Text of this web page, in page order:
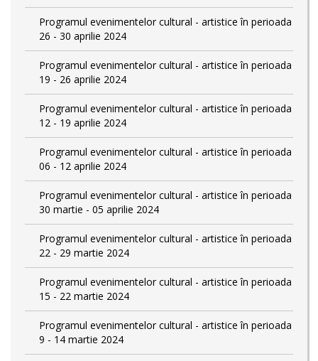
Programul evenimentelor cultural - artistice în perioada
26 - 30 aprilie 2024
Programul evenimentelor cultural - artistice în perioada
19 - 26 aprilie 2024
Programul evenimentelor cultural - artistice în perioada
12 - 19 aprilie 2024
Programul evenimentelor cultural - artistice în perioada
06 - 12 aprilie 2024
Programul evenimentelor cultural - artistice în perioada
30 martie - 05 aprilie 2024
Programul evenimentelor cultural - artistice în perioada
22 - 29 martie 2024
Programul evenimentelor cultural - artistice în perioada
15 - 22 martie 2024
Programul evenimentelor cultural - artistice în perioada
9 - 14 martie 2024